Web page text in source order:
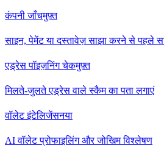
कंपनी जाँचमुफ़्त
साइन, पेमेंट या दस्तावेज़ साझा करने से पहले
एड्रेस पॉइज़निंग चेकमुफ़्त
मिलते-जुलते एड्रेस वाले स्कैम का पता लगाएं
वॉलेट इंटेलिजेंसनया
AI वॉलेट प्रोफाइलिंग और जोखिम विश्लेषण